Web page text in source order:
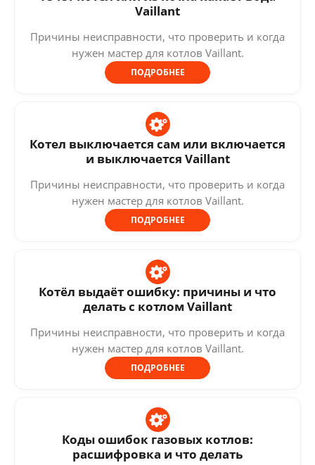
Vaillant
Причины неисправности, что проверить и когда
нужен мастер для котлов Vaillant.
ПОДРОБНЕЕ
Котел выключается сам или включается
и выключается Vaillant
Причины неисправности, что проверить и когда
нужен мастер для котлов Vaillant.
ПОДРОБНЕЕ
Котёл выдаёт ошибку: причины и что
делать с котлом Vaillant
Причины неисправности, что проверить и когда
нужен мастер для котлов Vaillant.
ПОДРОБНЕЕ
Коды ошибок газовых котлов:
расшифровка и что делать